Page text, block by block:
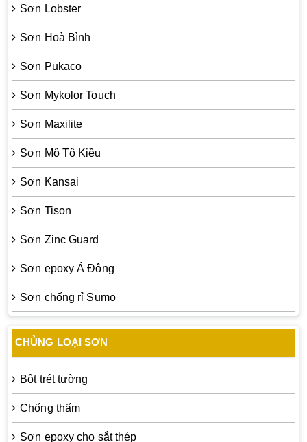
Sơn Lobster
Sơn Hoà Bình
Sơn Pukaco
Sơn Mykolor Touch
Sơn Maxilite
Sơn Mô Tô Kiều
Sơn Kansai
Sơn Tison
Sơn Zinc Guard
Sơn epoxy Á Đông
Sơn chống rỉ Sumo
CHỦNG LOẠI SƠN
Bột trét tường
Chống thấm
Sơn epoxy cho sắt thép